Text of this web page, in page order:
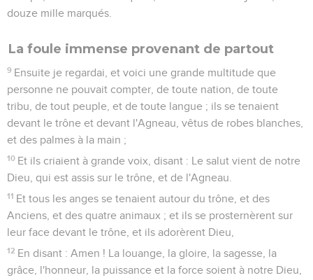
douze mille marqués.
La foule immense provenant de partout
9 Ensuite je regardai, et voici une grande multitude que
personne ne pouvait compter, de toute nation, de toute
tribu, de tout peuple, et de toute langue ; ils se tenaient
devant le trône et devant l'Agneau, vêtus de robes blanches,
et des palmes à la main ;
10 Et ils criaient à grande voix, disant : Le salut vient de notre
Dieu, qui est assis sur le trône, et de l'Agneau.
11 Et tous les anges se tenaient autour du trône, et des
Anciens, et des quatre animaux ; et ils se prosternèrent sur
leur face devant le trône, et ils adorèrent Dieu,
12 En disant : Amen ! La louange, la gloire, la sagesse, la
grâce, l'honneur, la puissance et la force soient à notre Dieu,